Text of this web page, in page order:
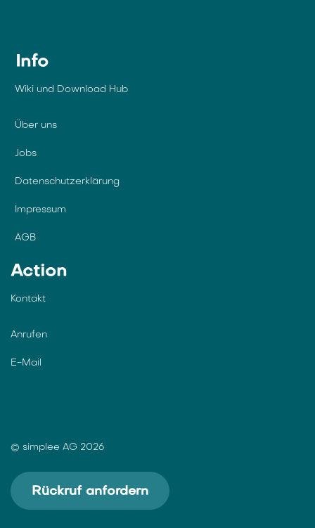
Info
Wiki und Download Hub
Über uns
Jobs
Datenschutzerklärung
Impressum
AGB
Action
Kontakt
Anrufen
E-Mail
© simplee AG 2026
Rückruf anfordern